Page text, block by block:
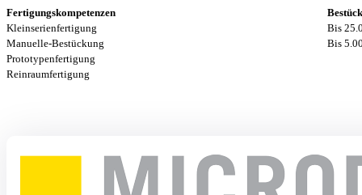
SMD-Bestückung
THT-Bestückung
Verguss
Fertigungskompetenzen
Kleinserienfertigung
Manuelle-Bestückung
Prototypenfertigung
Reinraumfertigung
Bis
Bis